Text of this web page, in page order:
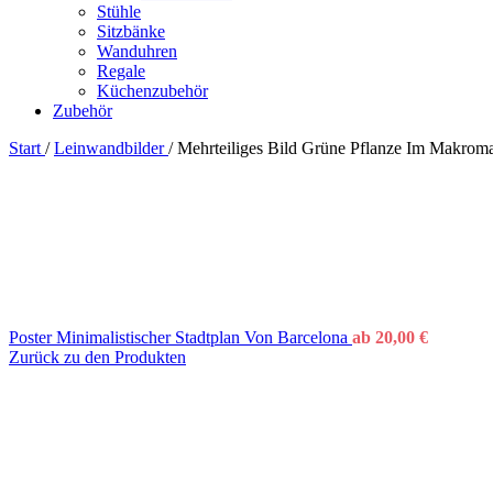
Stühle
Sitzbänke
Wanduhren
Regale
Küchenzubehör
Zubehör
Start / Leinwandbilder/ Mehrteiliges Bild Grüne Pflanze Im
Poster Minimalistischer Stadtplan Von Barcelona ab 20,00 €
Zurück zu den Produkten